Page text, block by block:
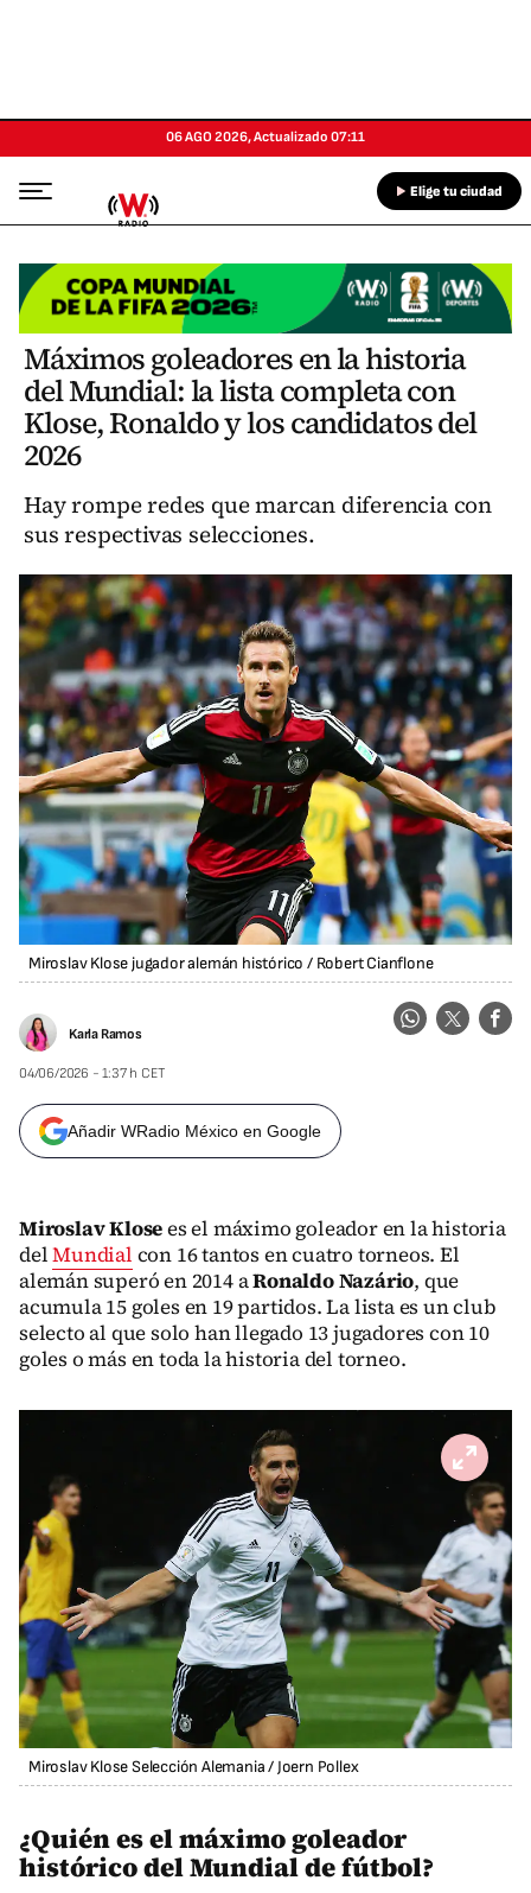
06 AGO 2026,Actualizado 07:11
Elige tu ciudad
Máximos goleadores en la historia
del Mundial: la lista completa con
Klose, Ronaldo y los candidatos del
2026
Hay rompe redes que marcan diferencia con
sus respectivas selecciones.
Miroslav Klose jugador alemán histórico / Robert Cianflone
Karla Ramos
04/06/2026 - 1:37 h CET
Añadir WRadio México en Google
Miroslav Klosees el máximo goleador en la historia
delMundial con 16 tantos en cuatro torneos. El
alemán superó en 2014 aRonaldo Nazário, que
acumula 15 goles en 19 partidos. La lista es un club
selecto al que solo han llegado 13 jugadores con 10
goles o más en toda la historia del torneo.
Miroslav Klose Selección Alemania/ Joern Pollex
¿Quién es el máximo goleador
histórico del Mundial de fútbol?